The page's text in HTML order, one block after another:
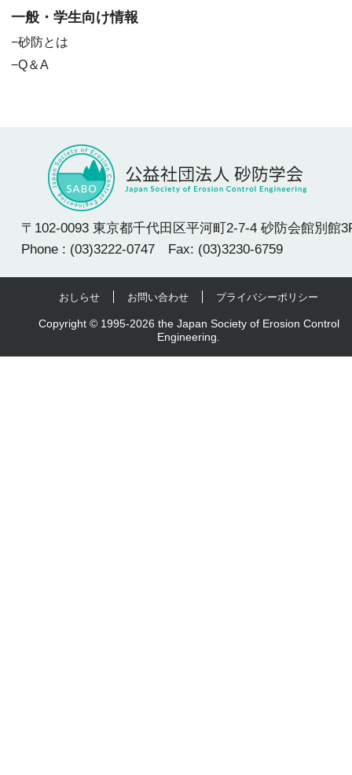
一般・学生向け情報
砂防とは
Q＆A
〒102-0093 東京都千代田区平河町2-7-4 砂防会館別館
Phone : (03)3222-0747 Fax: (03)3230-6759
おしらせ お問い合わせ プライバシーポリシー
Copyright © 1995-2026 the Japan Society of Erosion Control
Engineering.